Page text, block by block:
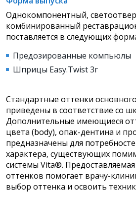
Однокомпонентный,
комбинированный
поставляется в следующих
Предозированные компьюлы
Шприцы Easy.Twist 3г
Стандартные оттенки
приведены в соответствие со
Дополнительные имеющиеся
цвета (body), опак-дентина и
предназначены для
характера, существующих
системы Vita®.
оттенков помогает врачу-
выбор оттенка и освоить